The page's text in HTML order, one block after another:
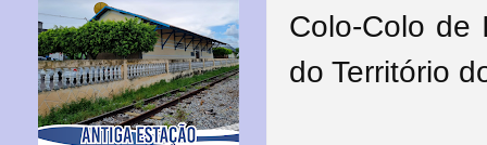
Colo-Colo de
do Território